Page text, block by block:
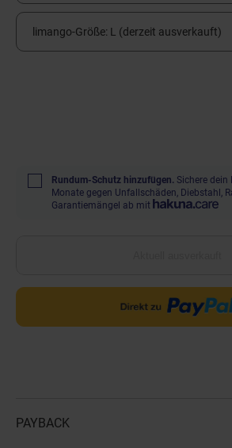
limango-Größe: L (derzeit ausverkauft)
Rundum-Schutz hinzufügen. Sichere dein
Monate gegen Unfallschäden, Diebstahl,
Garantiemängel ab mit
PAYBACK